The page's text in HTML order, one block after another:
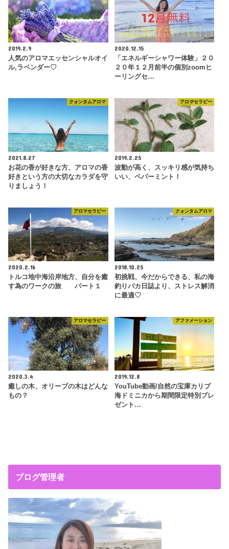
2019.2.9
人気のアロマエッセンシャルオイ
ル,ラベンダー♡
2020.12.15
「エネルギーシャワー体験」２０
２０年１２月前半の個別zoomヒ
ーリングセ…
クォンタムアロマ
2021.8.27
お花の香が好きな方、アロマの香
好きという方の大切なカラダを守
りましょう！
アロマセラピー
2019.2.25
波動が高く、スッキリ感が気持ち
いい、ペパーミント！
アロマセラピー
2020.2.16
トルコ地中海沿岸地方、自分を癒
す為のワークの旅 パート１
クォンタムアロマ
2018.10.25
初挑戦、今だからできる、私の海
釣りバカ日誌より、ストレス解消
に最適♡
アロマセラピー
2020.3.4
癒しの木、オリーブの木はどんな
もの？
アファメーション
2019.12.8
YouTube動画/自然の宝庫カリブ
海ドミニカから期間限定特別プレ
ゼント…
ブログ管理者